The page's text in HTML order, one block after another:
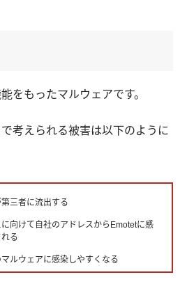
をもったマルウェアです。
考えられる被害は以下のように
三者に流出する
向けて自社のアドレスからEmotetに感
る
ルウェアに感染しやすくなる